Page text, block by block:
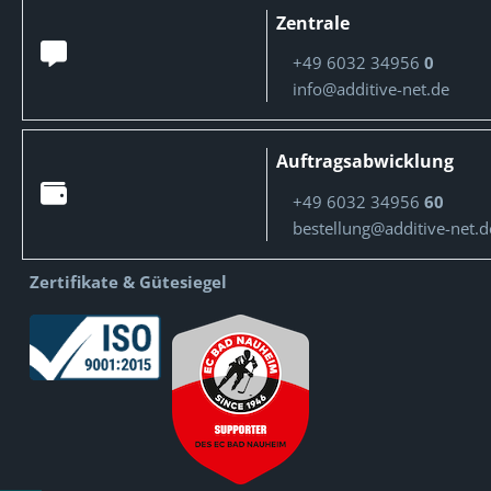
Zentrale
+49 6032 349560
info@additive-net.de
Auftragsabwicklung
+49 6032 3495660
bestellung@additive-
Zertifikate & Gütesiegel